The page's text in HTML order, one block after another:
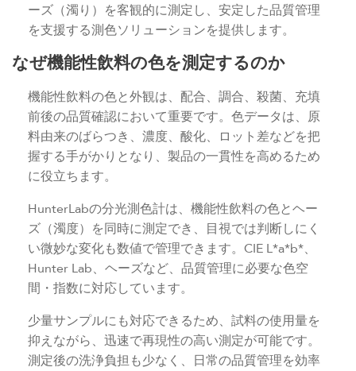
ーズ（濁り）を客観的に測定し、安定した品質管理
を支援する測色ソリューションを提供します。
なぜ機能性飲料の色を測定するのか
機能性飲料の色と外観は、配合、調合、殺菌、充填
前後の品質確認において重要です。色データは、原
料由来のばらつき、濃度、酸化、ロット差などを把
握する手がかりとなり、製品の一貫性を高めるため
に役立ちます。
HunterLabの分光測色計は、機能性飲料の色とヘー
ズ（濁度）を同時に測定でき、目視では判断しにく
い微妙な変化も数値で管理できます。CIE L*a*b*、
Hunter Lab、ヘーズなど、品質管理に必要な色空
間・指数に対応しています。
少量サンプルにも対応できるため、試料の使用量を
抑えながら、迅速で再現性の高い測定が可能です。
測定後の洗浄負担も少なく、日常の品質管理を効率